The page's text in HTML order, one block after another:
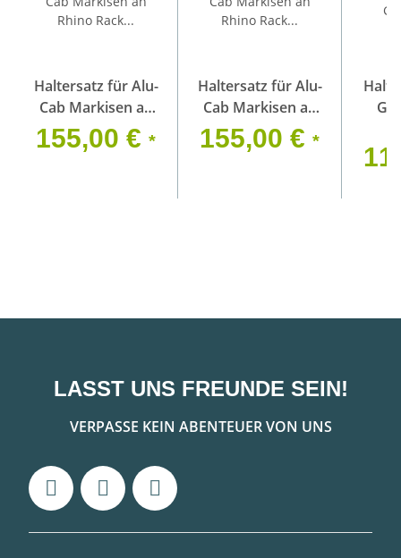
Haltersatz für Alu-
Cab Markisen an
Rhino Rack Pioneer
5, linke Seite
155,00 € *
Haltersatz für Alu-
Cab Markisen an
Rhino Rack Pioneer
5, rechte Seite
155,00 € *
LASST UNS FREUNDE SEIN!
VERPASSE KEIN ABENTEUER VON UNS